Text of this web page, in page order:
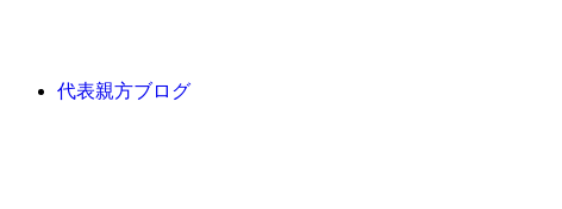
代表親方ブログ